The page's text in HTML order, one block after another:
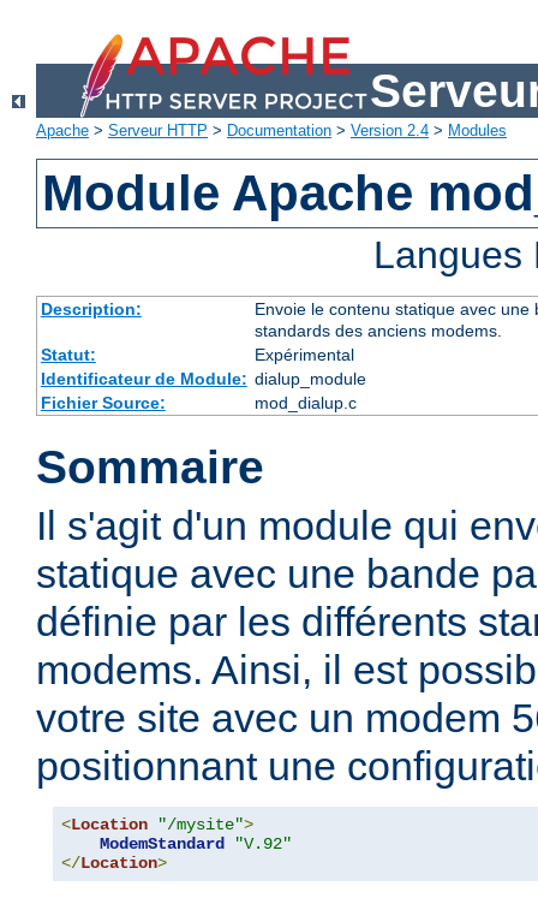
Apache > Serveur HTTP > Documentation > Version 2.4 > Modules
Module Apache
Description:
Envoie le contenu statique avec
standards des anciens modems.
Statut:
Expérimental
Identificateur de Module: dialup_module
Fichier Source:
mod_dialup.c
Sommaire
Il s'agit d'un module qui
statique avec une bande
définie par les différents
modems. Ainsi, il est
votre site avec un modem
positionnant une
<Location "/mysite">
ModemStandard
"V.92"
</Location>